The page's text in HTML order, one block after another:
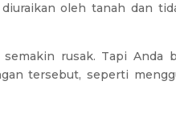
oleh tanah dan
rusak. Tapi Anda
tersebut, seperti